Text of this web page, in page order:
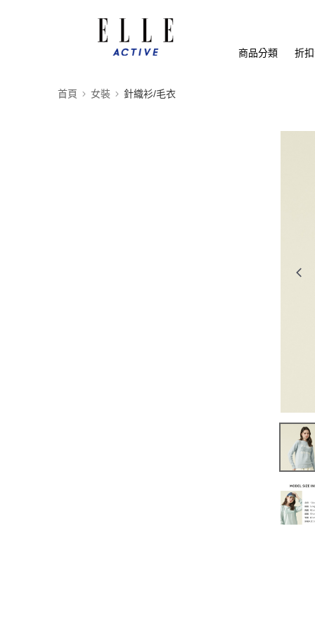
商品分類 折
首頁 女裝 針織衫/毛衣